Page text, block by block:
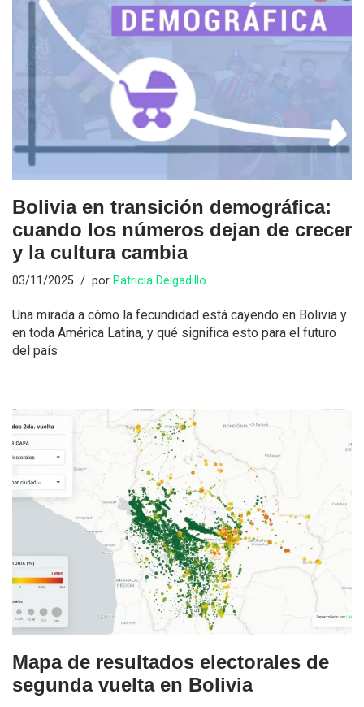
Bolivia en transición demográfica:
cuando los números dejan de crecer
y la cultura cambia
03/11/2025 por Patricia Delgadillo
Una mirada a cómo la fecundidad está cayendo en Bolivia y
en toda América Latina, y qué significa esto para el futuro
del país
Mapa de resultados electorales de
segunda vuelta en Bolivia